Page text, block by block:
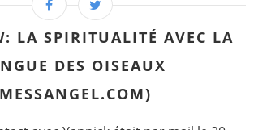
LA SPIRITUALITÉ AVEC LA
DES OISEAUX